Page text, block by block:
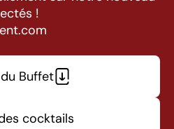
!
Buffet
cocktails